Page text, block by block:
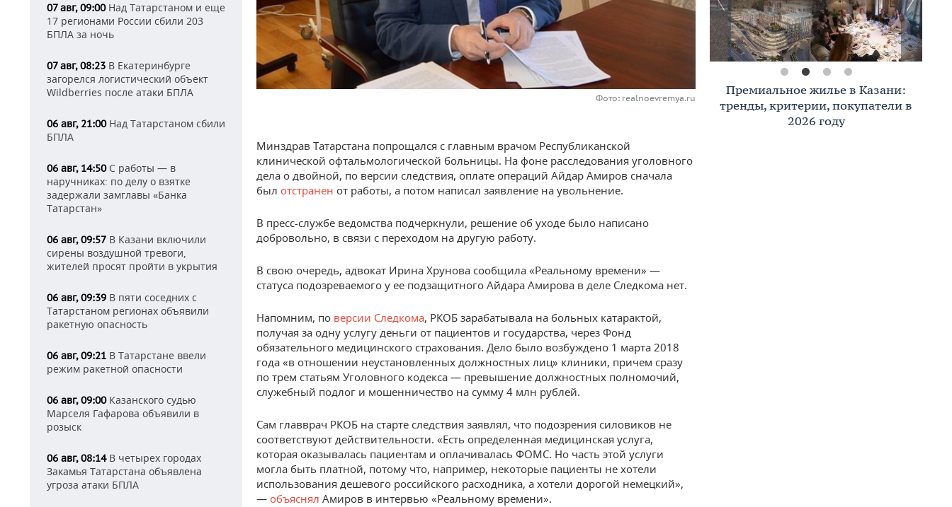
07 авг, 09:00Над Татарстаном и еще
17 регионами России сбили 203
БПЛА за ночь
07 авг, 08:23 В Екатеринбурге
загорелся логистический объект
Wildberries после атаки БПЛА
06 авг, 21:00Над Татарстаном сбили
БПЛА
06 авг, 14:50С работы — в
наручниках: по делу о взятке
задержали замглавы «Банка
Татарстан»
06 авг, 09:57 В Казани включили
сирены воздушной тревоги,
жителей просят пройти в укрытия
06 авг, 09:39 В пяти соседних с
Татарстаном регионах объявили
ракетную опасность
06 авг, 09:21 В Татарстане ввели
режим ракетной опасности
06 авг, 09:00Казанского судью
Марселя Гафарова объявили в
розыск
06 авг, 08:14В четырех городах
Закамья Татарстана объявлена
угроза атаки БПЛА
Фото: realnoevremya.ru
Минздрав Татарстана попрощался с главным врачом Республиканской
клинической офтальмологической больницы. На фоне расследования уголовного
дела о двойной, по версии следствия, оплате операций Айдар Амиров сначала
был отстранен от работы, а потом написал заявление на увольнение.
В пресс-службе ведомства подчеркнули, решение об уходе было написано
добровольно, в связи с переходом на другую работу.
В свою очередь, адвокат Ирина Хрунова сообщила «Реальному времени» —
статуса подозреваемого у ее подзащитного Айдара Амирова в деле Следкома нет.
Напомним, по версии Следкома, РКОБ зарабатывала на больных катарактой,
получая за одну услугу деньги от пациентов и государства, через Фонд
обязательного медицинского страхования. Дело было возбуждено 1 марта 2018
года «в отношении неустановленных должностных лиц» клиники, причем сразу
по трем статьям Уголовного кодекса — превышение должностных полномочий,
служебный подлог и мошенничество на сумму 4 млн рублей.
Сам главврач РКОБ на старте следствия заявлял, что подозрения силовиков не
соответствуют действительности. «Есть определенная медицинская услуга,
которая оказывалась пациентам и оплачивалась ФОМС. Но часть этой услуги
могла быть платной, потому что, например, некоторые пациенты не хотели
использования дешевого российского расходника, а хотели дорогой немецкий»,
— объяснял Амиров в интервью «Реальному времени».
Премиальное жилье в Казани:
тренды, критерии, покупатели в
2026 году